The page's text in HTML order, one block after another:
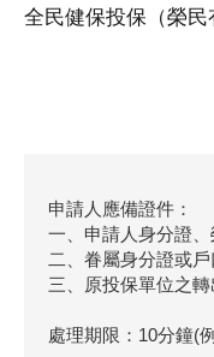
全民健保投保（榮民
申請人應備證件：
一、申請人身分證
二、眷屬身分證或
三、原投保單位之
處理期限：10分鐘(